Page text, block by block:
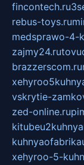
fincontech.ru
rebus-toys.ru
medsprawo-4-
zajmy24.ru
brazzerscom.ru
vskrytie-
zed-online.ru
xehyroo-5-